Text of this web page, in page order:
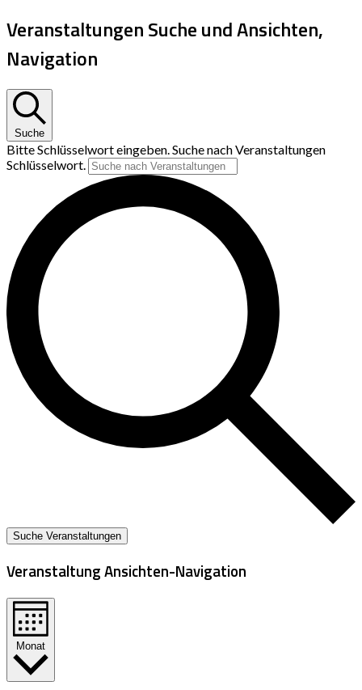
Veranstaltungen Suche und Ansichten,
Navigation
Suche
Bitte Schlüsselwort eingeben. Suche nach Veranstaltungen
Schlüsselwort.
Suche Veranstaltungen
Veranstaltung Ansichten-Navigation
Monat